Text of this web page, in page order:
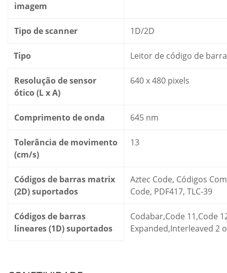
imagem
Tipo de scanner 1D/2D
Tipo Leitor de código de
Resolução de sensor
ótico (L x A)
640 x 480 pixels
Comprimento de onda 645 nm
Tolerância de movimento
(cm/s)
13
Códigos de barras matrix
(2D) suportados
Aztec Code, Códigos
Code, PDF417, TLC-39
Códigos de barras
lineares (1D) suportados
Codabar,Code 11,Code
Expanded,Interleaved 2